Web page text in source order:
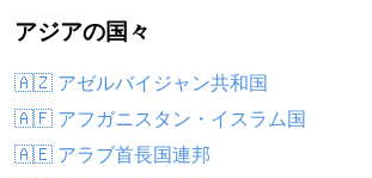
アジアの国々
🇦🇿 アゼルバイジャン共和国
🇦🇫 アフガニスタン・イスラム国
🇦🇪 アラブ首長国連邦